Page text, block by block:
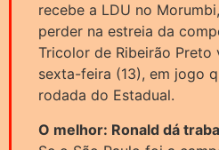
recebe a LDU no
perder na estreia da
Tricolor de Ribeirão Preto
sexta-feira (13), em jogo
rodada do Estadual.
O melhor: Ronald dá